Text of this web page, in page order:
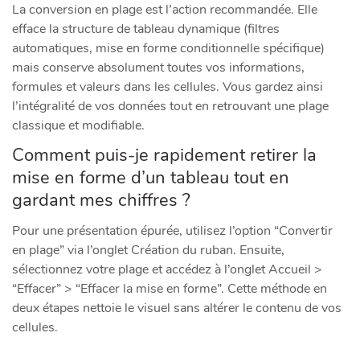
La conversion en plage est l’action recommandée. Elle
efface la structure de tableau dynamique (filtres
automatiques, mise en forme conditionnelle spécifique)
mais conserve absolument toutes vos informations,
formules et valeurs dans les cellules. Vous gardez ainsi
l’intégralité de vos données tout en retrouvant une plage
classique et modifiable.
Comment puis-je rapidement retirer la
mise en forme d’un tableau tout en
gardant mes chiffres ?
Pour une présentation épurée, utilisez l’option “Convertir
en plage” via l’onglet Création du ruban. Ensuite,
sélectionnez votre plage et accédez à l’onglet Accueil >
“Effacer” > “Effacer la mise en forme”. Cette méthode en
deux étapes nettoie le visuel sans altérer le contenu de vos
cellules.